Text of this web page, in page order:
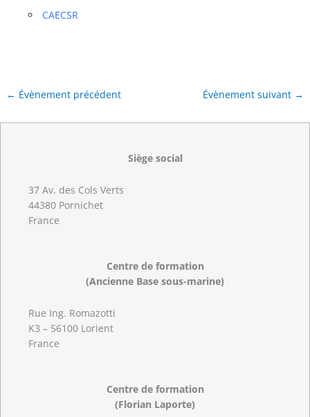
CAECSR
← Évènement précédent Évènement suivant →
Siège social
37 Av. des Cols Verts
44380 Pornichet
France
Centre de formation
(Ancienne Base sous-marine)
Rue Ing. Romazotti
K3 – 56100 Lorient
France
Centre de formation
(Florian Laporte)